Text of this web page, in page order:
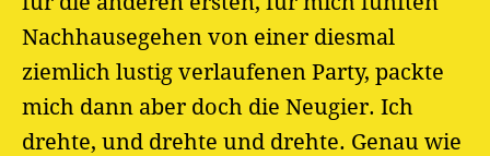
Nachhausegehen von einer diesmal
ziemlich lustig verlaufenen Party, packte
mich dann aber doch die Neugier. Ich
drehte, und drehte und drehte. Genau wie